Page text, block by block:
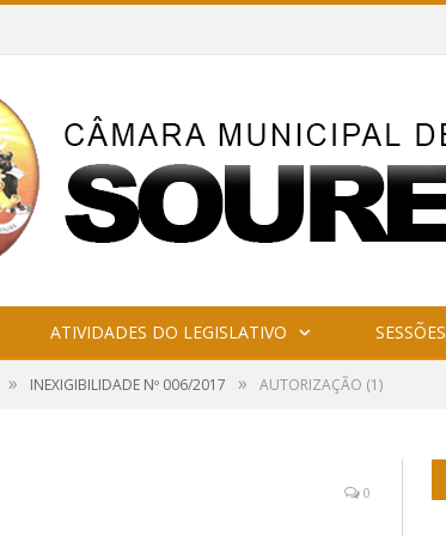
ATIVIDADES DO LEGISLATIVO SESSÕES
» INEXIGIBILIDADE Nº 006/2017 » AUTORIZAÇÃO (1)
0